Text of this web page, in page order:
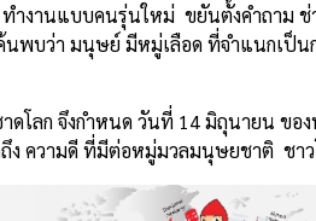
านแบบคนรุ่นใหม่ ขยันตั้งคำถาม ช่า
พบว่า มนุษย์ มีหมู่เลือด ที่จำแนกเป็น
โลก จึงกำหนด วันที่ 14 มิถุนายน ขอ
ง ความดี ที่มีต่อหมู่มวลมนุษยชาติ ชาว